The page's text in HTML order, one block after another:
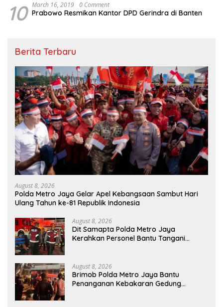
10 March 16, 2019 0 Comment
Prabowo Resmikan Kantor DPD Gerindra di Banten
Berita Terbaru
August 8, 2026
Polda Metro Jaya Gelar Apel Kebangsaan Sambut Hari
Ulang Tahun ke-81 Republik Indonesia
August 8, 2026
Dit Samapta Polda Metro Jaya
Kerahkan Personel Bantu Tangani
August 8, 2026
Brimob Polda Metro Jaya Bantu
Penanganan Kebakaran Gedung